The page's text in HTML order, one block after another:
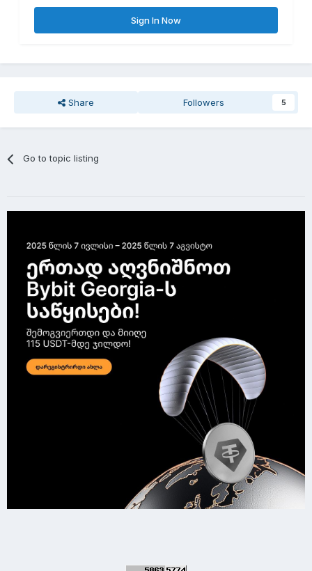
Sign In Now
Share Followers 5
Go to topic listing